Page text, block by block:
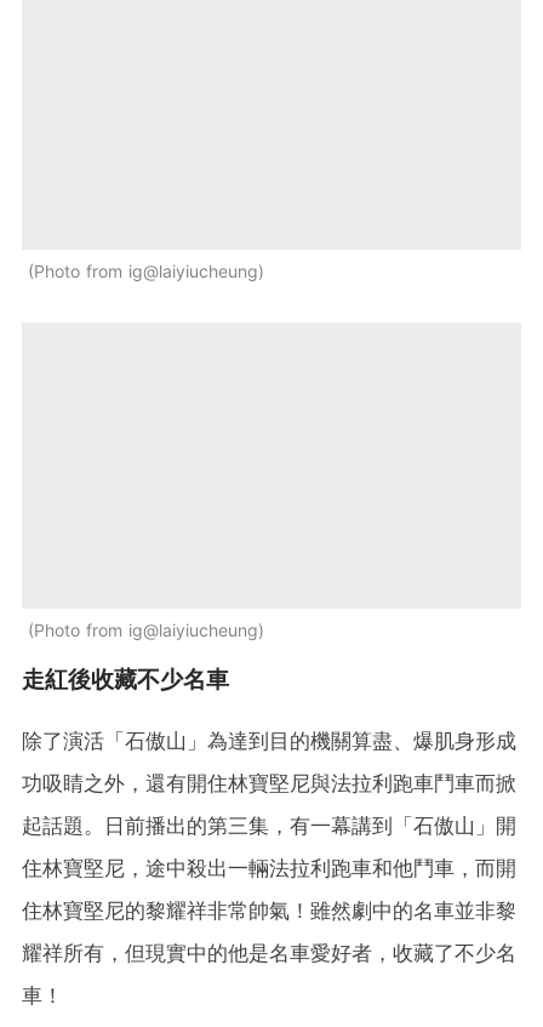
Photo from ig@laiyiucheung
Photo from ig@laiyiucheung
走紅後收藏不少名車
除了演活「石傲山」為達到目的機關算盡、爆肌身形成
功吸睛之外，還有開住林寶堅尼與法拉利跑車鬥車而掀
起話題。日前播出的第三集，有一幕講到「石傲山」開
住林寶堅尼，途中殺出一輛法拉利跑車和他鬥車，而開
住林寶堅尼的黎耀祥非常帥氣！雖然劇中的名車並非黎
耀祥所有，但現實中的他是名車愛好者，收藏了不少名
車！